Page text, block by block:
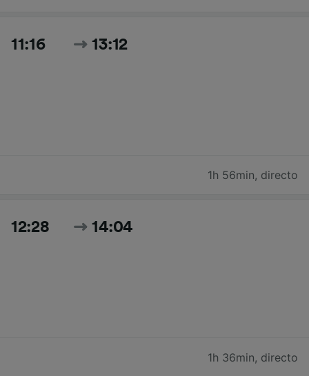
11:16 13:12
1h 56min, directo
12:28 14:04
1h 36min, directo